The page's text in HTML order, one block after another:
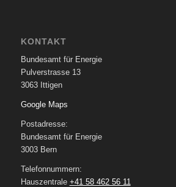
KONTAKT
Bundesamt für Energie
Pulverstrasse 13
3063 Ittigen
Google Maps
Postadresse:
Bundesamt für Energie
3003 Bern
Telefonnummern:
Hauszentrale +41 58 462 56 11